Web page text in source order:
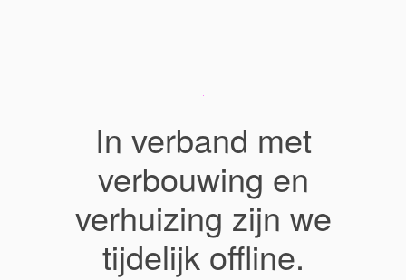
In verband met
verbouwing en
verhuizing zijn we
tijdelijk offline.